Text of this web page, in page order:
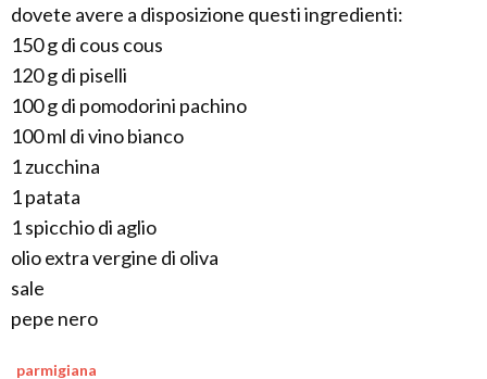
dovete avere a disposizione questi ingredienti:
150 g di cous cous
120 g di piselli
100 g di pomodorini pachino
100 ml di vino bianco
1 zucchina
1 patata
1 spicchio di aglio
olio extra vergine di oliva
sale
pepe nero
parmigiana